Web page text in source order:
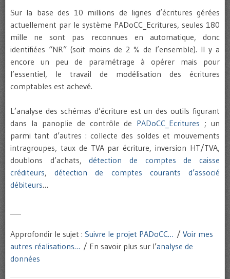
Sur la base des 10 millions de lignes d’écritures gérées
actuellement par le système PADoCC_Ecritures, seules 180
mille ne sont pas reconnues en automatique, donc
identifiées “NR” (soit moins de 2 % de l’ensemble). Il y a
encore un peu de paramétrage à opérer mais pour
l’essentiel, le travail de modélisation des écritures
comptables est achevé.
L’analyse des schémas d’écriture est un des outils figurant
dans la panoplie de contrôle de PADoCC_Ecritures ; un
parmi tant d’autres : collecte des soldes et mouvements
intragroupes, taux de TVA par écriture, inversion HT/TVA,
doublons d’achats,détection de comptes de caisse
créditeurs,détection de comptes courants d’associé
débiteurs…
Approfondir le sujet : Suivre le projet PADoCC… / Voir mes
autres réalisations… / En savoir plus sur l’analyse de
données